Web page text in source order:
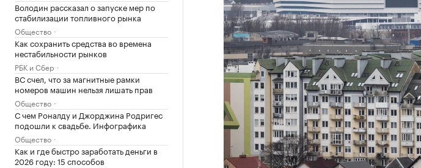
Володин рассказал о запуске мер по
стабилизации топливного рынка
Общество
Как сохранить средства во времена
нестабильности рынков
РБК и Сбер
ВС счел, что за магнитные рамки
номеров машин нельзя лишать прав
Общество
С чем Роналду и Джорджина Родригес
подошли к свадьбе. Инфографика
Общество
Как и где быстро заработать деньги в
2026 году: 15 способов